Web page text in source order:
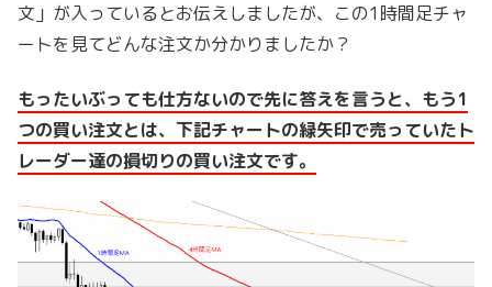
文」が入っているとお伝えしましたが、この1時間足チャ
ートを見てどんな注文か分かりましたか？
もったいぶっても仕方ないので先に答えを言うと、もう1
つの買い注文とは、下記チャートの緑矢印で売っていたト
レーダー達の損切りの買い注文です。